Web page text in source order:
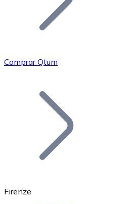
Bitcoin
Comprar Qtum
Firenze